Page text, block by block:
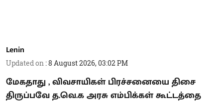
Lenin
Updated on :8 August 2026, 03:02 PM
மேகதாது , விவசாயிகள் பிரச்சனையை திசை
திருப்பவே த.வெ.க அரசு எம்பிக்கள் கூட்டத்தை